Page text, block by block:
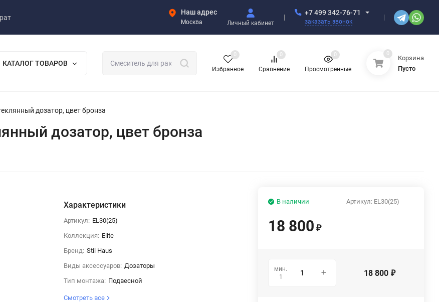
Наш адрес
Москва Личный кабинет
+7 499 342-76-71
заказать звонок
КАТАЛОГ ТОВАРОВ
Избранное
0
Сравнение
0
Просмотренные
0 0
Корзина
Пусто
дозатор, цвет бронза
дозатор, цвет бронза
Характеристики
Артикул: EL30(25)
Коллекция: Elite
Бренд: Stil Haus
Виды аксессуаров: Дозаторы
Тип монтажа: Подвесной
Смотреть все
Артикул: EL30(25)
В наличии
18 800 ₽
мин.
1
18 800 ₽